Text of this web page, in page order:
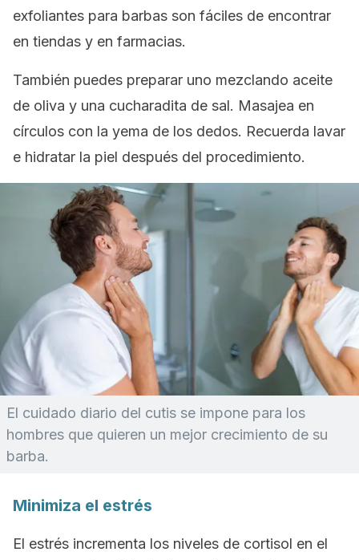
exfoliantes para barbas son fáciles de encontrar
en tiendas y en farmacias.
También puedes preparar uno mezclando aceite
de oliva y una cucharadita de sal. Masajea en
círculos con la yema de los dedos. Recuerda lavar
e hidratar la piel después del procedimiento.
El cuidado diario del cutis se impone para los
hombres que quieren un mejor crecimiento de su
barba.
Minimiza el estrés
El estrés incrementa los niveles de cortisol en el